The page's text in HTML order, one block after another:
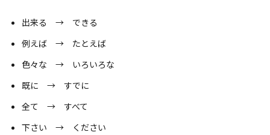
出来る → できる
例えば → たとえば
色々な → いろいろな
既に → すでに
全て → すべて
下さい → ください